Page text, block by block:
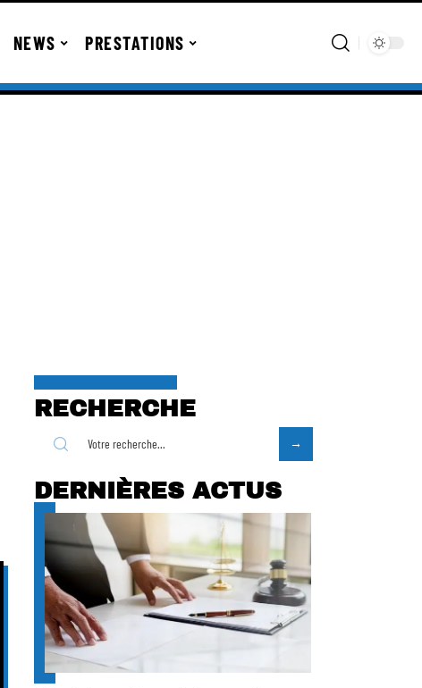
NEWS PRESTATIONS
RECHERCHE
DERNIÈRES ACTUS